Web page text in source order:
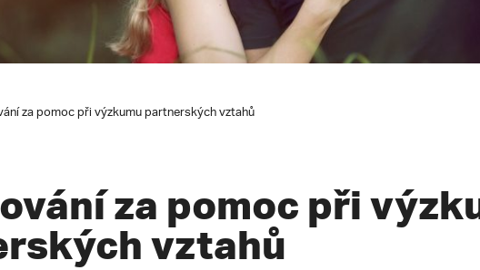
za pomoc při výzkumu partnerských vztahů
za pomoc při
vztahů